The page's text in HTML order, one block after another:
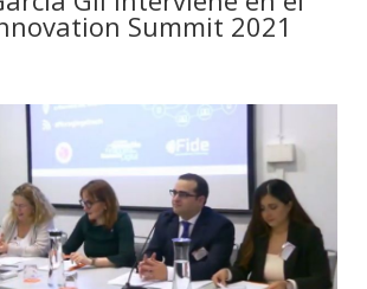
Summit 2021